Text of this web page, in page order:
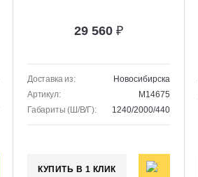
29 560 ₽
Доставка из:
Новосибирска
Артикул:
M14675
Габариты (Ш/В/Г):
1240/2000/440
КУПИТЬ В 1 КЛИК